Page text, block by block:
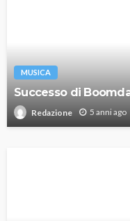
MUSICA
Successo di
Redazione 5 anni ago